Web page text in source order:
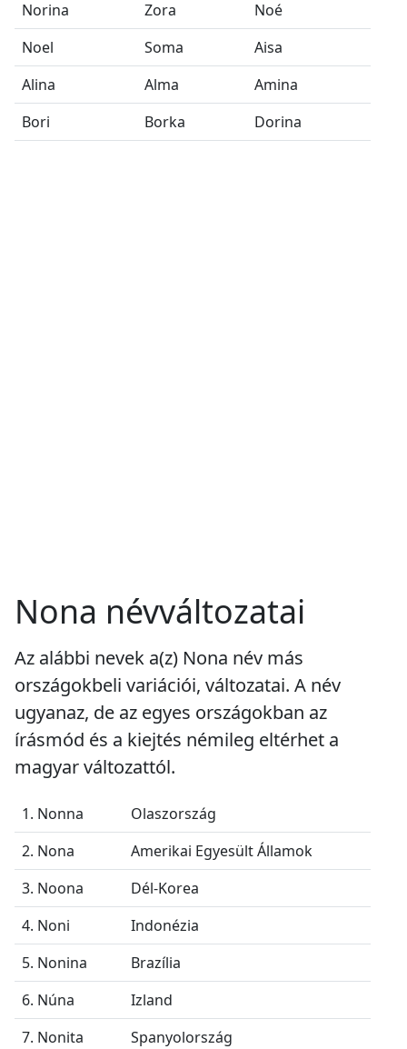
Norina Zora
Noé
Noel
Soma
Aisa
Alina
Alma
Amina
Bori
Borka Dorina
Nona névváltozatai
Az alábbi nevek a(z) Nona név más
országokbeli variációi, változatai. A név
ugyanaz, de az egyes országokban az
írásmód és a kiejtés némileg eltérhet a
magyar változattól.
1. Nonna
Olaszország
2. Nona
Amerikai Egyesült Államok
3. Noona
Dél-Korea
4. Noni
Indonézia
5. Nonina
Brazília
6. Núna
Izland
7. Nonita
Spanyolország